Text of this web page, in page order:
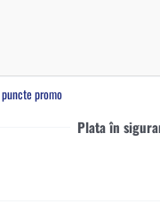
puncte promo
Plata în